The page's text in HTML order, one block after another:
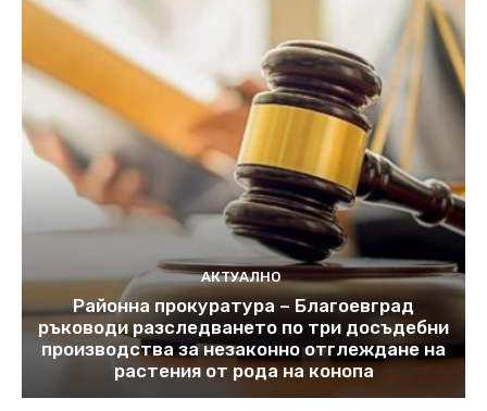
АКТУАЛНО
Районна прокуратура – Благоевград
ръководи разследването по три досъдебни
производства за незаконно отглеждане на
растения от рода на конопа